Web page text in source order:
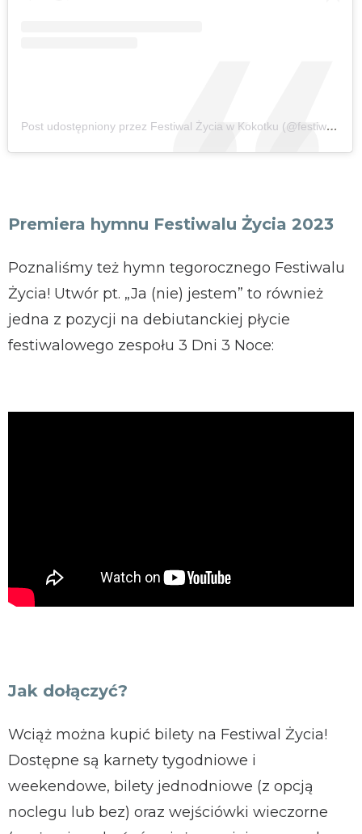
Post udostępniony przez Festiwal Życia w Kokotku (@festiwal_zycia)
Premiera hymnu Festiwalu Życia 2023
Poznaliśmy też hymn tegorocznego Festiwalu
Życia! Utwór pt. „Ja (nie) jestem” to również
jedna z pozycji na debiutanckiej płycie
festiwalowego zespołu 3 Dni 3 Noce:
Jak dołączyć?
Wciąż można kupić bilety na Festiwal Życia!
Dostępne są karnety tygodniowe i
weekendowe, bilety jednodniowe (z opcją
noclegu lub bez) oraz wejściówki wieczorne